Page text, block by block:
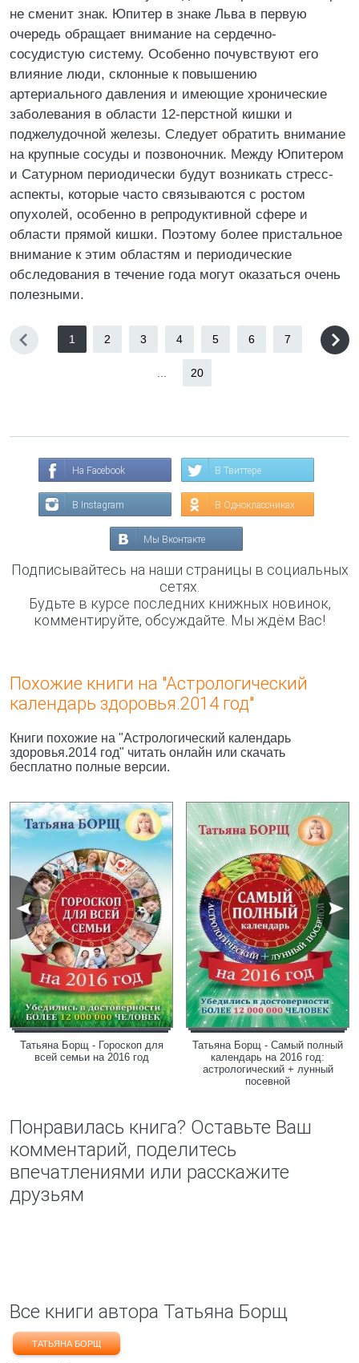
не сменит знак. Юпитер в знаке Льва в первую
очередь обращает внимание на сердечно-
сосудистую систему. Особенно почувствуют его
влияние люди, склонные к повышению
артериального давления и имеющие хронические
заболевания в области 12-перстной кишки и
поджелудочной железы. Следует обратить внимание
на крупные сосуды и позвоночник. Между Юпитером
и Сатурном периодически будут возникать стресс-
аспекты, которые часто связываются с ростом
опухолей, особенно в репродуктивной сфере и
области прямой кишки. Поэтому более пристальное
внимание к этим областям и периодические
обследования в течение года могут оказаться очень
полезными.
1 2 3 4 5 6 7
20
На Facebook В Твиттере
В Instagram В Одноклассниках
Мы Вконтакте
Подписывайтесь на наши страницы в социальных
сетях.
Будьте в курсе последних книжных новинок,
комментируйте, обсуждайте. Мы ждём Вас!
Похожие книги на "Астрологический
календарь здоровья.2014 год"
Книги похожие на "Астрологический календарь
здоровья.2014 год" читать онлайн или скачать
бесплатно полные версии.
Татьяна Борщ - Гороскоп для
всей семьи на 2016 год
Татьяна Борщ - Самый полный
календарь на 2016 год:
астрологический + лунный
посевной
Понравилась книга? Оставьте Ваш
комментарий, поделитесь
впечатлениями или расскажите
друзьям
Все книги автора Татьяна Борщ
ТАТЬЯНА БОРЩ